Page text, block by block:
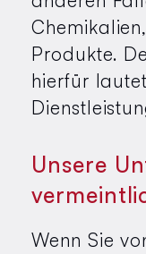
Produkte.
hierfür
Unsere
Wenn Sie